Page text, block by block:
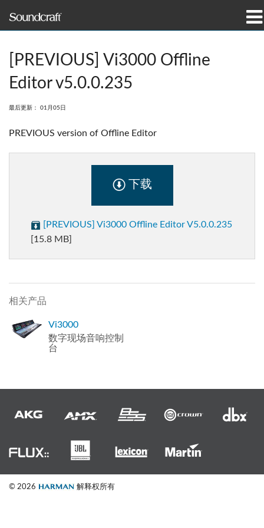
案例研究和新闻
培训
[PREVIOUS] Vi3000 Offline
Editor v5.0.0.235
最后更新： 01月05日
PREVIOUS version of Offline Editor
下载
[PREVIOUS] Vi3000 Offline Editor V5.0.0.235
[15.8 MB]
相关产品
Vi3000
数字现场音响控制
台
© 2026 解释权所有